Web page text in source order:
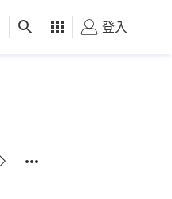
健康 好食玩飛
登入